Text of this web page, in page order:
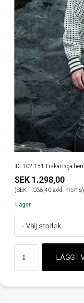
ID: 102-151 Fiskartröja herr
SEK 1.298,00
(SEK 1.038,40 exkl. moms)
I lager